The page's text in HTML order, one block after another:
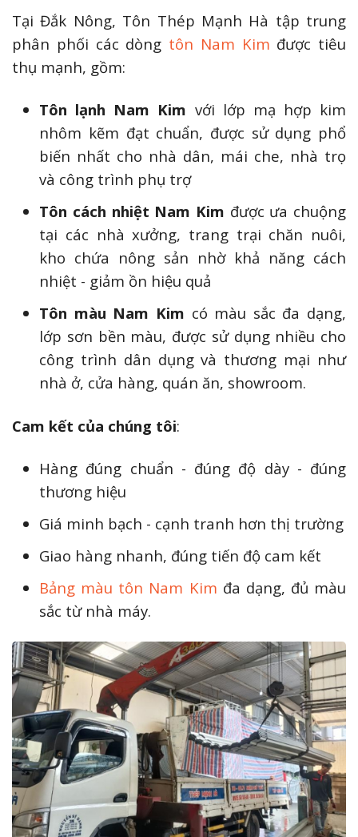
Tại Đắk Nông, Tôn Thép Mạnh Hà tập trung
phân phối các dòng tôn Nam Kim được tiêu
thụ mạnh, gồm:
Tôn lạnh Nam Kim với lớp mạ hợp kim
nhôm kẽm đạt chuẩn, được sử dụng phổ
biến nhất cho nhà dân, mái che, nhà trọ
và công trình phụ trợ
Tôn cách nhiệt Nam Kim được ưa chuộng
tại các nhà xưởng, trang trại chăn nuôi,
kho chứa nông sản nhờ khả năng cách
nhiệt - giảm ồn hiệu quả
Tôn màu Nam Kim có màu sắc đa dạng,
lớp sơn bền màu, được sử dụng nhiều cho
công trình dân dụng và thương mại như
nhà ở, cửa hàng, quán ăn, showroom.
Cam kết của chúng tôi:
Hàng đúng chuẩn - đúng độ dày - đúng
thương hiệu
Giá minh bạch - cạnh tranh hơn thị trường
Giao hàng nhanh, đúng tiến độ cam kết
Bảng màu tôn Nam Kim đa dạng, đủ màu
sắc từ nhà máy.